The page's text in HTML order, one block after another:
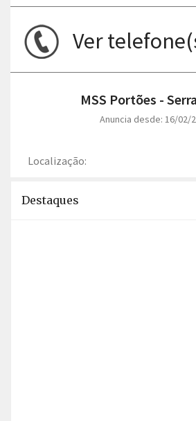
Ver
MSS Portões -
Anuncia desde: 16/02/
Localização:
Destaques